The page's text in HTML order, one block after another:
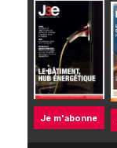
Je m'abonne